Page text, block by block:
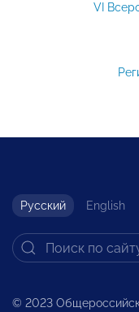
VI
Русский English
© 2023